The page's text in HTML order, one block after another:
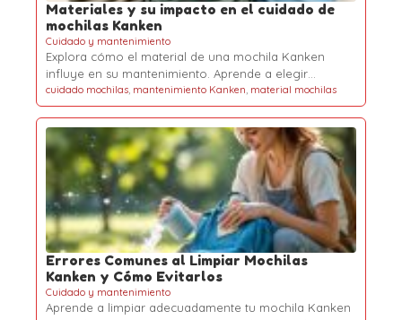
Materiales y su impacto en el cuidado de
mochilas Kanken
Cuidado y mantenimiento
Explora cómo el material de una mochila Kanken
influye en su mantenimiento. Aprende a elegir…
cuidado mochilas, mantenimiento Kanken, material mochilas
Errores Comunes al Limpiar Mochilas
Kanken y Cómo Evitarlos
Cuidado y mantenimiento
Aprende a limpiar adecuadamente tu mochila Kanken